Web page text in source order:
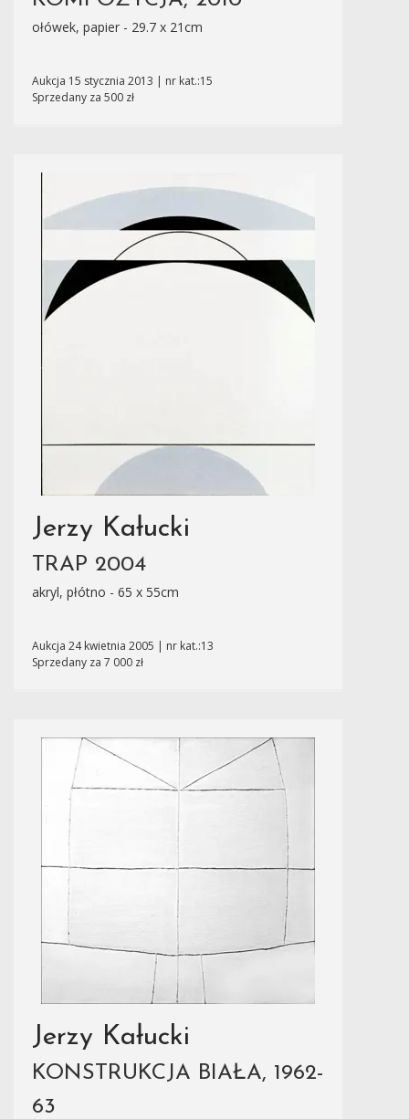
ołówek, papier - 29.7 x 21cm
Aukcja 15 stycznia 2013 | nr kat.:15
Sprzedany za 500 zł
Jerzy Kałucki
TRAP 2004
akryl, płótno - 65 x 55cm
Aukcja 24 kwietnia 2005 | nr kat.:13
Sprzedany za 7 000 zł
Jerzy Kałucki
KONSTRUKCJA BIAŁA, 1962-
63